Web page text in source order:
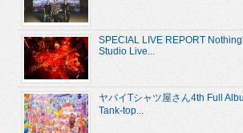
SPECIAL LIVE REPORT
Studio Live...
ヤバイTシャツ屋さん4th Full
Tank-top...